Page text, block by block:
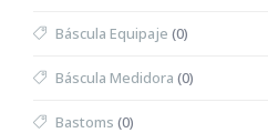
Báscula Equipaje (0)
Báscula Medidora (0)
Bastoms (0)